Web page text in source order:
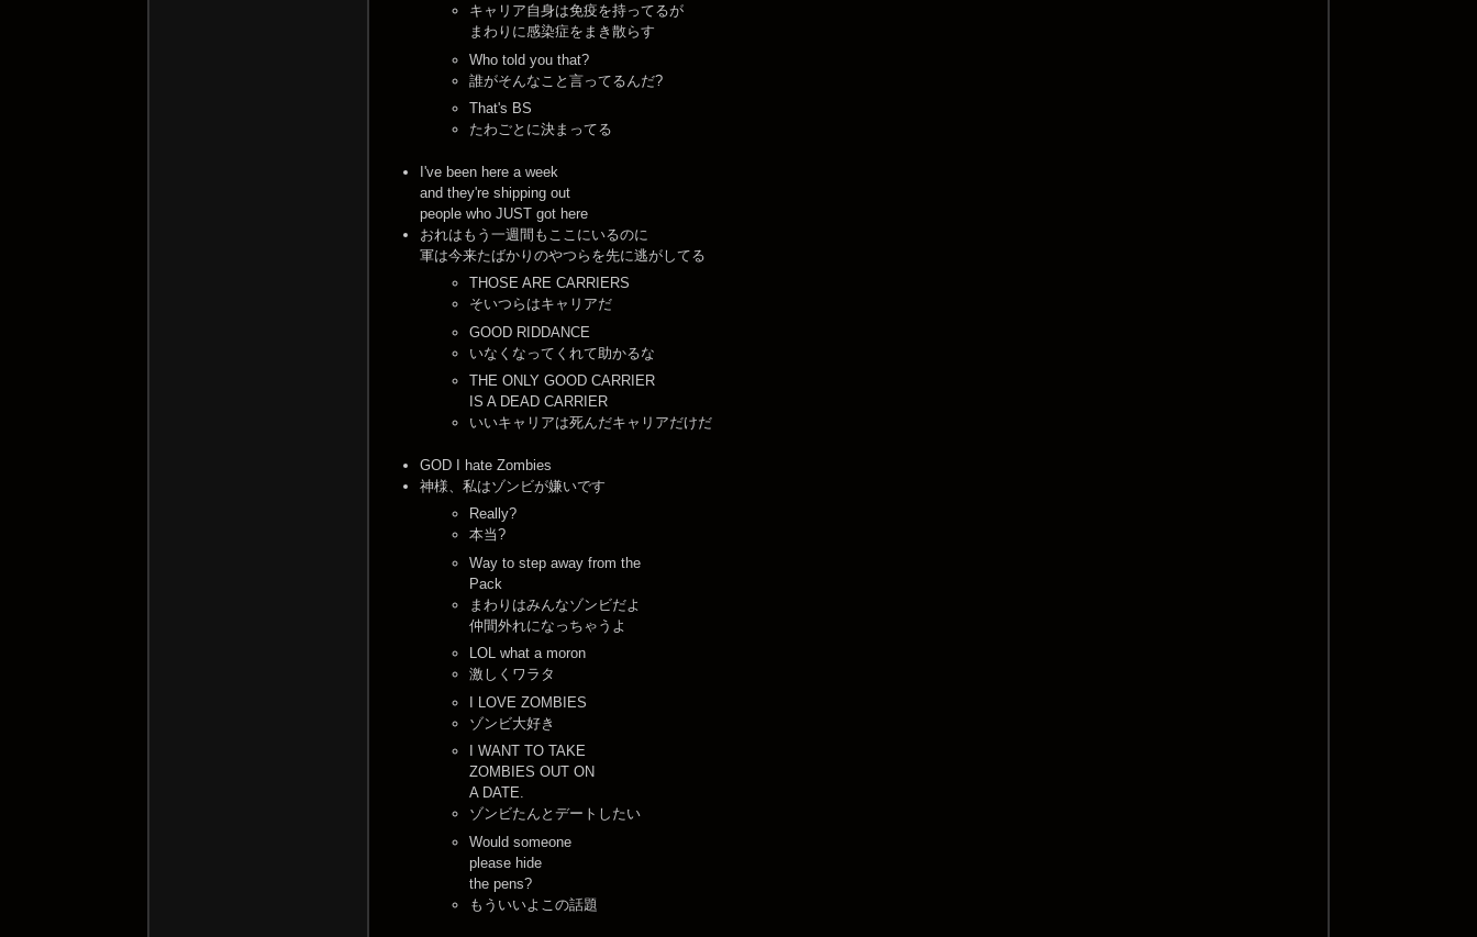
キャリア自身は免疫を持ってるが
まわりに感染症をまき散らす
Who told you that?
誰がそんなこと言ってるんだ?
That's BS
たわごとに決まってる
I've been here a week
and they're shipping out
people who JUST got here
おれはもう一週間もここにいるのに
軍は今来たばかりのやつらを先に逃がしてる
THOSE ARE CARRIERS
そいつらはキャリアだ
GOOD RIDDANCE
いなくなってくれて助かるな
THE ONLY GOOD CARRIER
IS A DEAD CARRIER
いいキャリアは死んだキャリアだけだ
GOD I hate Zombies
神様、私はゾンビが嫌いです
Really?
本当?
Way to step away from the
Pack
まわりはみんなゾンビだよ
仲間外れになっちゃうよ
LOL what a moron
激しくワラタ
I LOVE ZOMBIES
ゾンビ大好き
I WANT TO TAKE
ZOMBIES OUT ON
A DATE.
ゾンビたんとデートしたい
Would someone
please hide
the pens?
もういいよこの話題